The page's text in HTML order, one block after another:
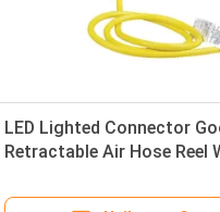
LED Lighted Connector
Retractable Air Hose Reel